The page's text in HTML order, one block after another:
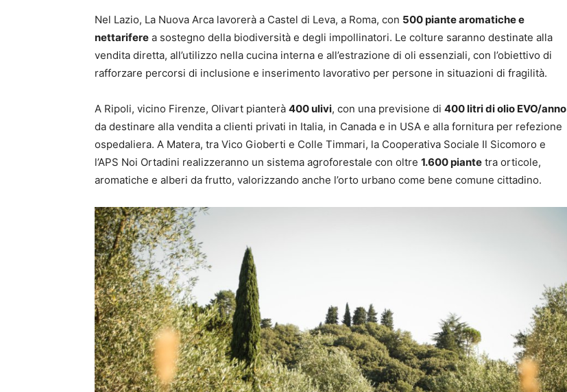
Nel Lazio, La Nuova Arca lavorerà a Castel di Leva, a Roma, con 500 piante aromatiche e
nettarifere a sostegno della biodiversità e degli impollinatori. Le colture saranno destinate alla
vendita diretta, all’utilizzo nella cucina interna e all’estrazione di oli essenziali, con l’obiettivo di
rafforzare percorsi di inclusione e inserimento lavorativo per persone in situazioni di fragilità.
A Ripoli, vicino Firenze, Olivart pianterà 400 ulivi, con una previsione di 400 litri di olio EVO/anno
da destinare alla vendita a clienti privati in Italia, in Canada e in USA e alla fornitura per refezione
ospedaliera. A Matera, tra Vico Gioberti e Colle Timmari, la Cooperativa Sociale Il Sicomoro e
l’APS Noi Ortadini realizzeranno un sistema agroforestale con oltre 1.600 piante tra orticole,
aromatiche e alberi da frutto, valorizzando anche l’orto urbano come bene comune cittadino.